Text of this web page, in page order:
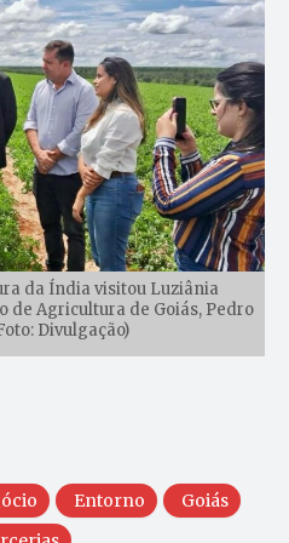
da Índia visitou Luziânia
de Agricultura de Goiás, Pedro
Divulgação)
Entorno
Goiás